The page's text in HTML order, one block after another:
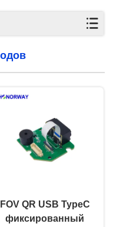
FOV QR USB TypeC
фиксированный